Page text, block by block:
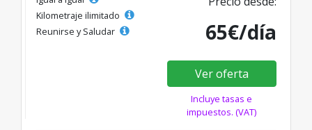
Kilometraje ilimitado
Reunirse y Saludar
65€/día
Ver oferta
Incluye tasas e
impuestos. (VAT)